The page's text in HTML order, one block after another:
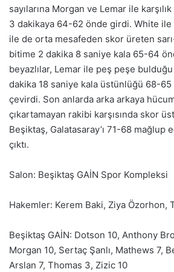
sayılarına Morgan ve Lemar ile
3 dakikaya 64-62 önde girdi. White
ile de orta mesafeden skor üreten sarı-
bitime 2 dakika 8 saniye kala 65-64
beyazlılar, Lemar ile peş peşe
dakika 18 saniye kala üstünlüğü 68-
çevirdi. Son anlarda arka arkaya
çıkartamayan rakibi karşısında skor
Beşiktaş, Galatasaray’ı 71-68 mağlup
çıktı.
Salon: Beşiktaş GAİN Spor Kompleksi
Hakemler: Kerem Baki, Ziya Özorhon,
Beşiktaş GAİN: Dotson 10, Anthony
Morgan 10, Sertaç Şanlı, Mathews 7,
Arslan 7, Thomas 3, Zizic 10